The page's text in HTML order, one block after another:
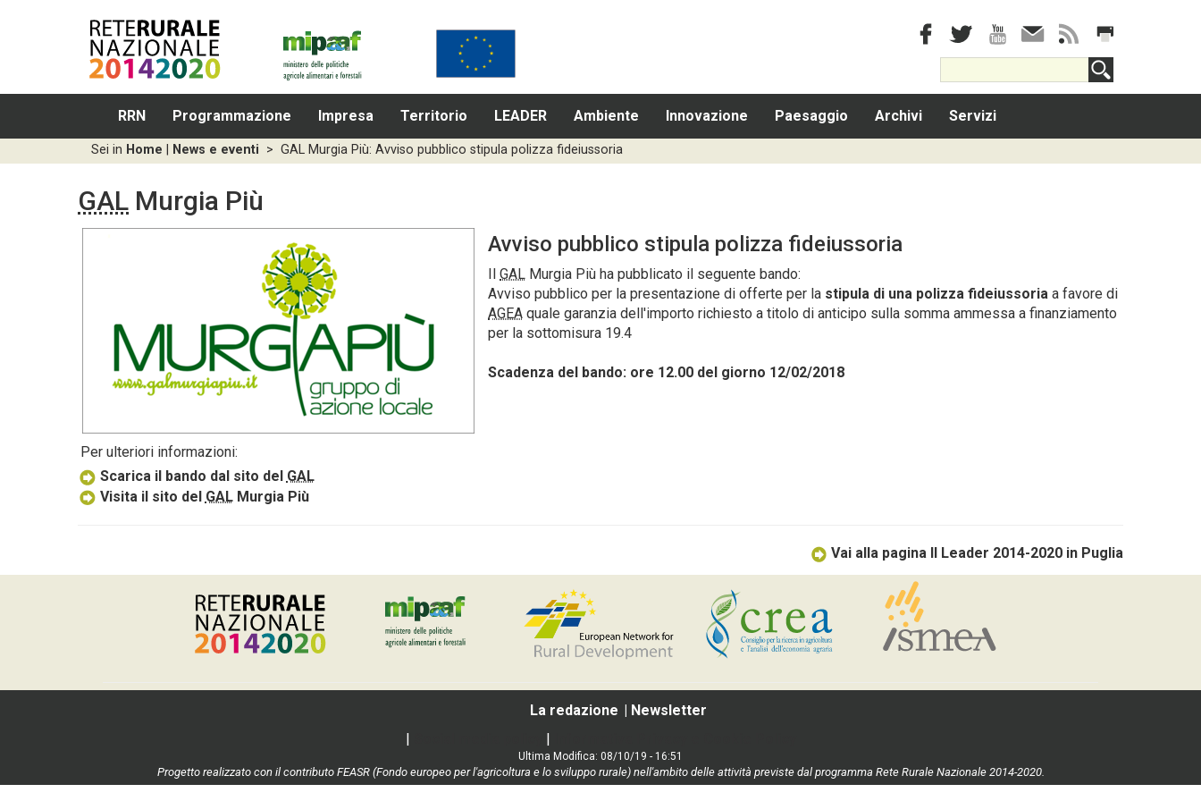
RRN Programmazione Impresa Territorio LEADER Ambiente Innovazione Paesaggio Archivi Servizi
Sei in Home News e eventi > GAL Murgia Più: Avviso pubblico stipula polizza fideiussoria
GAL Murgia Più
Avviso pubblico stipula polizza fideiussoria
Il GAL Murgia Più ha pubblicato il seguente bando:
Avviso pubblico per la presentazione di offerte per la stipula di una polizza fideiussoria a favore di
AGEA quale garanzia dell'importo richiesto a titolo di anticipo sulla somma ammessa a finanziamento
per la sottomisura 19.4
Scadenza del bando: ore 12.00 del giorno 12/02/2018
Per ulteriori informazioni:
Scarica il bando dal sito del GAL
Visita il sito del GALMurgia Più
Vai alla pagina Il Leader 2014-2020 in Puglia
La redazione
Newsletter
|
|
Ultima Modifica: 08/10/19 - 16:51
Progetto realizzato con il contributo FEASR (Fondo europeo per l'agricoltura e lo sviluppo rurale) nell'ambito delle attività previste dal programma Rete Rurale Nazionale 2014-2020.